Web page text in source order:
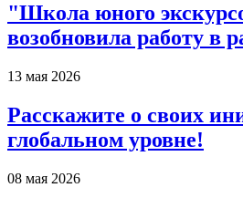
"Школа юного
возобновила работу в
13 мая 2026
Расскажите о своих
глобальном уровне!
08 мая 2026